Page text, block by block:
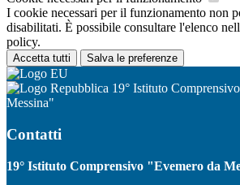
I cookie necessari per il funzionamento non
disabilitati. È possibile consultare l'elenco
policy.
Accetta tutti Salva le preferenze
19° Istituto
Messina"
Contatti
19° Istituto Comprensivo "Evemero da